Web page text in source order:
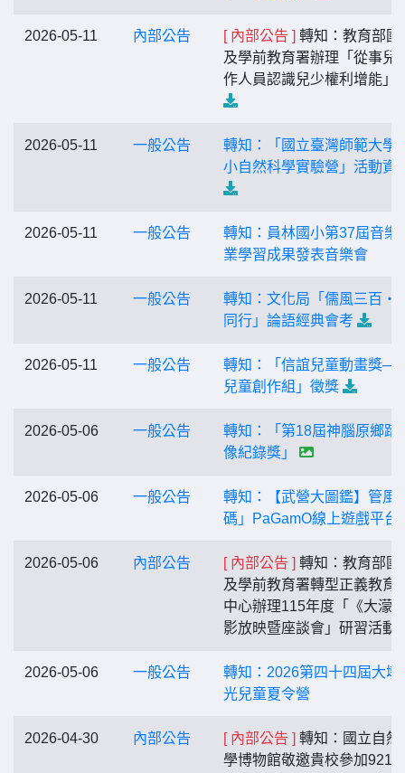
2026-05-11 內部公告 [ 內部公告 ] 轉知：教育部國
及學前教育署辦理「從事兒
作人員認識兒少權利增能」
2026-05-11 一般公告
轉知：「國立臺灣師範大學
小自然科學實驗營」活動資
2026-05-11 一般公告
轉知：員林國小第37屆音樂
業學習成果發表音樂會
2026-05-11 一般公告
轉知：文化局「儒風三百・
同行」論語經典會考
2026-05-11 一般公告
轉知：「信誼兒童動畫獎─
兒童創作組」徵獎
2026-05-06 一般公告
轉知：「第18屆神腦原鄉踏
像紀錄獎」
2026-05-06 一般公告
轉知：【武營大圖鑑】管風
碼」PaGamO線上遊戲平台
2026-05-06 內部公告 [ 內部公告 ] 轉知：教育部國
及學前教育署轉型正義教育
中心辦理115年度「《大濛
影放映暨座談會」研習活動
2026-05-06 一般公告
轉知：2026第四十四屆大墩
光兒童夏令營
2026-04-30 內部公告 [ 內部公告 ] 轉知：國立自然
學博物館敬邀貴校參加921